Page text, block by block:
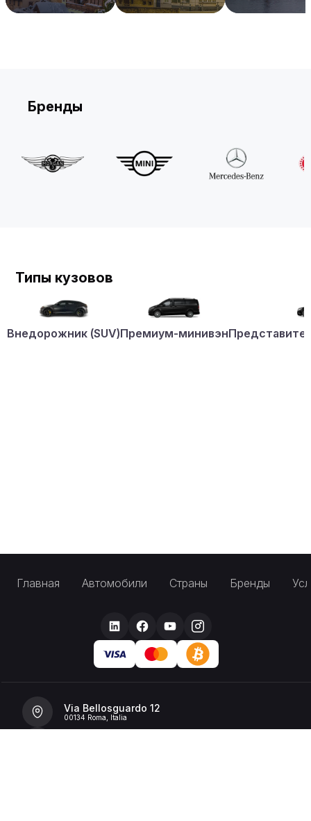
Бренды
Типы кузовов
Внедорожник (SUV)Премиум-минивэн
Главная Автомобили Страны Бренды
Via Bellosguardo 12
00134 Roma, Italia